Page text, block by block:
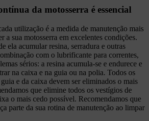
da motosserra é essencial
utilização é a medida de manutenção mais
a sua motosserra em excelentes condições.
ela acumular resina, serradura e outras
com o lubrificante para correntes,
sérios: a resina acumula-se e endurece e
na caixa e na guia ou na polia. Todos os
e da caixa devem ser eliminados o mais
que elimine todos os vestígios de
o mais cedo possível. Recomendamos que
parte da sua rotina de manutenção ao limpar